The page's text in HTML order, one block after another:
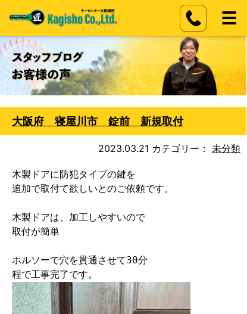
大阪府 寝屋川市 錠前 新規取付
2023.03.21 カテゴリー： 未分類
木製ドアに防犯タイプの鍵を
追加で取付て欲しいとのご依頼です。
木製ドアは、加工しやすいので
取付が簡単
ホルソーで穴を貫通させて30分
程で工事完了です。